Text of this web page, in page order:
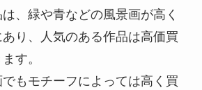
、緑や青などの風景画が高く
り、人気のある作品は高価買
す。
もモチーフによっては高く買